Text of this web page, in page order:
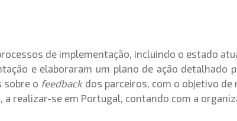
de implementação, incluindo o estado
e elaboraram um plano de ação detalhado
sobre o feedback dos parceiros, com o objetivo
realizar-se em Portugal, contando com a